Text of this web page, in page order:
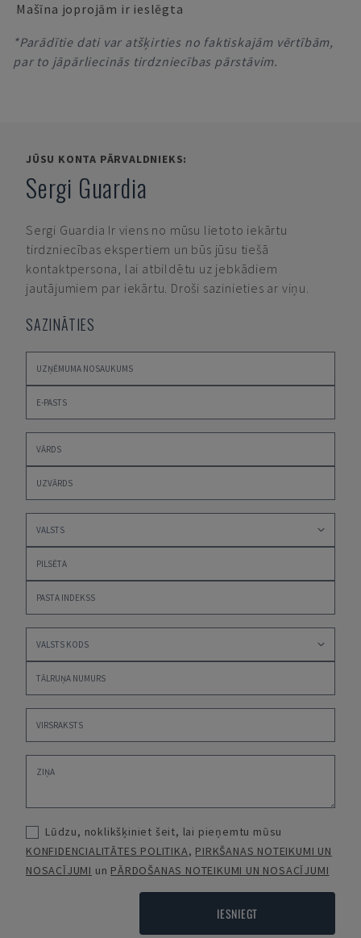
Mašīna joprojām ir ieslēgta
*Parādītie dati var atšķirties no faktiskajām vērtībām,
par to jāpārliecinās tirdzniecības pārstāvim.
JŪSU KONTA PĀRVALDNIEKS:
Sergi Guardia
Sergi Guardia Ir viens no mūsu lietoto iekārtu
tirdzniecības ekspertiem un būs jūsu tiešā
kontaktpersona, lai atbildētu uz jebkādiem
jautājumiem par iekārtu. Droši sazinieties ar viņu.
SAZINĀTIES
Lūdzu, noklikšķiniet šeit, lai pieņemtu mūsu
KONFIDENCIALITĀTES POLITIKA, PIRKŠANAS NOTEIKUMI UN
NOSACĪJUMI un PĀRDOŠANAS NOTEIKUMI UN NOSACĪJUMI
IESNIEGT